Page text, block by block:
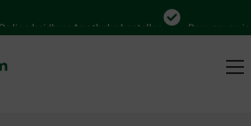
bei Ihrer Apotheke bestellen Bequem